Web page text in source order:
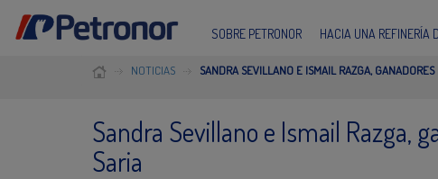
SOBRE PETRONOR HACIA UNA REFINERÍA
NOTICIAS SANDRA SEVILLANO E ISMAIL RAZGA,
Sandra Sevillano e Ismail Razga,
Saria